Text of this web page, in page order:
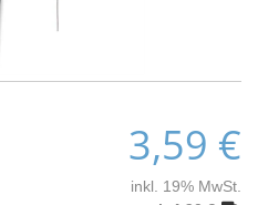
3,59 €
inkl. 19% MwSt.